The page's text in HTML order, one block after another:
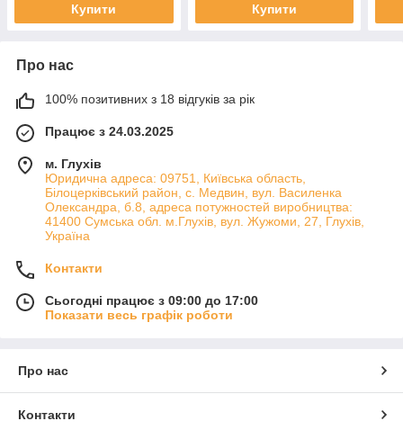
Купити Купити
Про нас
100% позитивних з 18 відгуків за рік
Працює з 24.03.2025
м. Глухів
Юридична адреса: 09751, Київська область,
Білоцерківський район, с. Медвин, вул. Василенка
Олександра, б.8, адреса потужностей виробництва:
41400 Сумська обл. м.Глухів, вул. Жужоми, 27, Глухів,
Україна
Контакти
Сьогодні працює з 09:00 до 17:00
Показати весь графік роботи
Про нас
Контакти